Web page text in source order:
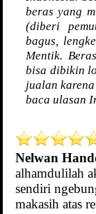
beras yang
(diberi
bagus,
Mentik.
bisa dibikin
jualan
baca ulasan
Nelwan
alhamdulilah
sendiri
makasih atas